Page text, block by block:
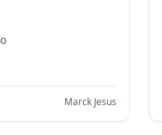
Marck Jesus